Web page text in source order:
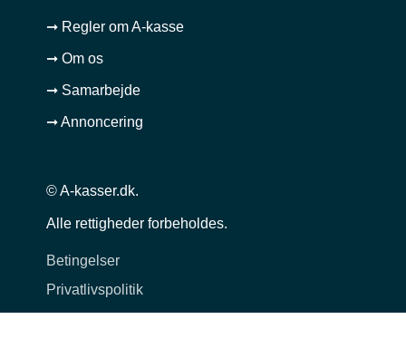
➞ Regler om A-kasse
➞ Om os
➞ Samarbejde
➞ Annoncering
© A-kasser.dk.
Alle rettigheder forbeholdes.
Betingelser
Privatlivspolitik